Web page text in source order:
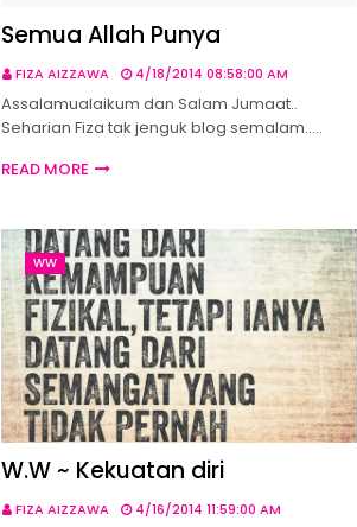
Semua Allah Punya
FIZA AIZZAWA 4/18/2014 08:58:00 AM
Assalamualaikum dan Salam Jumaat..
Seharian Fiza tak jenguk blog semalam..…
READ MORE
WW
W.W ~ Kekuatan diri
FIZA AIZZAWA 4/16/2014 11:59:00 AM